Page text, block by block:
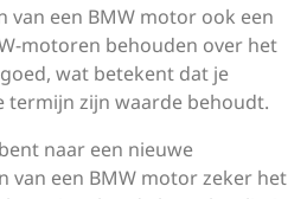
van een BMW motor ook een
motoren behouden over het
wat betekent dat je
termijn zijn waarde behoudt.
naar een nieuwe
van een BMW motor zeker het